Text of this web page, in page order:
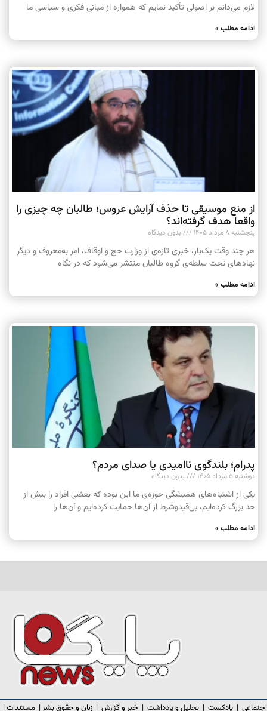
لازم می‌دانم بر اصولی تأکید نمایم که همواره از مبانی فکری و سیاسی ما
ادامه مطلب »
از منع موسیقی تا حذف آرایش عروس؛ طالبان چه چیزی را
واقعا هدف گرفته‌اند؟
پنجشنبه ۸ مرداد ۱۴۰۵ بدون دیدگاه
هر چند وقت یک‌بار، خبری تازه‌ی از وزارت حج و اوقاف، امر به‌معروف و دیگر
نهادهای تحت سلطه‌ی گروه طالبان منتشر می‌شود که در نگاه
ادامه مطلب »
پدرام؛ بلندگوی ناامیدی یا صدای مردم؟
دوشنبه ۵ مرداد ۱۴۰۵ بدون دیدگاه
یکی از اشتباه‌های همیشگی حوزه‌ی ما این بوده که بعضی افراد را بیش از
حد بزرگ کرده‌ایم، بی‌قیدوشرط از آن‌ها حمایت کرده‌ایم و آن‌ها را
ادامه مطلب »
اجتماعی | پادکست | تحلیل و یادداشت | خبر و گزارش | زنان و حقوق بشر | مستندات |